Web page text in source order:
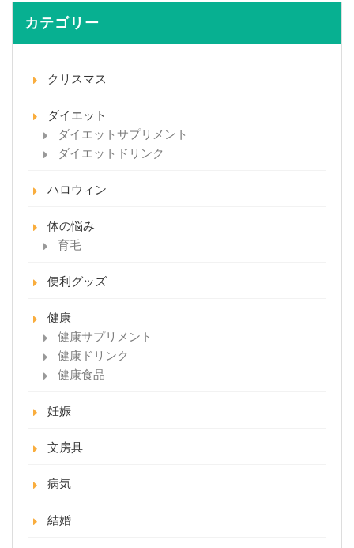
カテゴリー
クリスマス
ダイエット
ダイエットサプリメント
ダイエットドリンク
ハロウィン
体の悩み
育毛
便利グッズ
健康
健康サプリメント
健康ドリンク
健康食品
妊娠
文房具
病気
結婚